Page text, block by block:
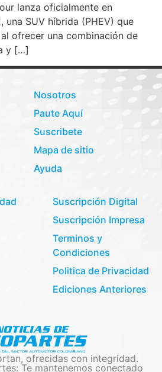
lanza oficialmente en
una SUV híbrida (PHEV) que
ofrecer una combinación de
y […]
Nosotros
Paute Aquí
Suscribete
Mapa de sitio
Ayuda
Suscripción Digital
Suscripción Impresa
Terminos y
Condiciones
Politica de Privacidad
Ediciones Anteriores
ofrecidas con integridad.
Te mantenemos conectado